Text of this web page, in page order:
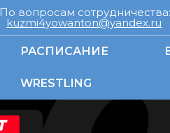
По вопросам сотрудничества:
kuzmi4yowanton@yandex.ru
РАСПИСАНИЕ
WRESTLING